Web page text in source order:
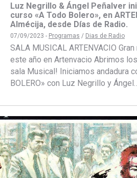
Luz Negrillo & Ángel Peñalver
curso «A Todo Bolero», en
Almécija, desde Días de Radio.
07/09/2023 - Programas / Dias de Radio
SALA MUSICAL ARTENVACIO
este año en Artenvacio Abrimos
sala Musical! Iniciamos andadura
BOLERO» con Luz Negrillo y Ángel…